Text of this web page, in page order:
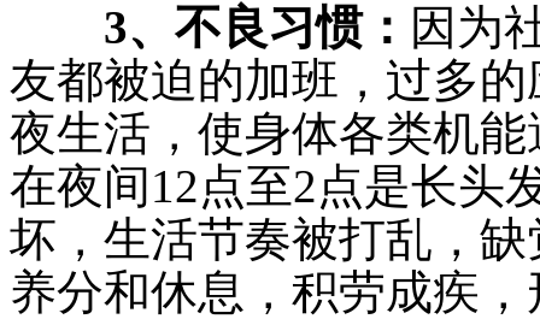
3、不良习惯： 因为
友都被迫的加班，过多
夜生活，使身体各类机
在夜间12点至2点是长头
坏，生活节奏被打乱，
养分和休息，积劳成疾